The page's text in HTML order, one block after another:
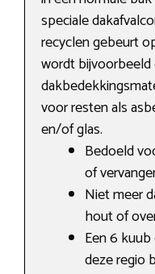
speciale
recyclen gebeurt
wordt
voor resten als
en/of glas.
Bedoeld
of
Niet meer
hout of
Een 6
deze regio